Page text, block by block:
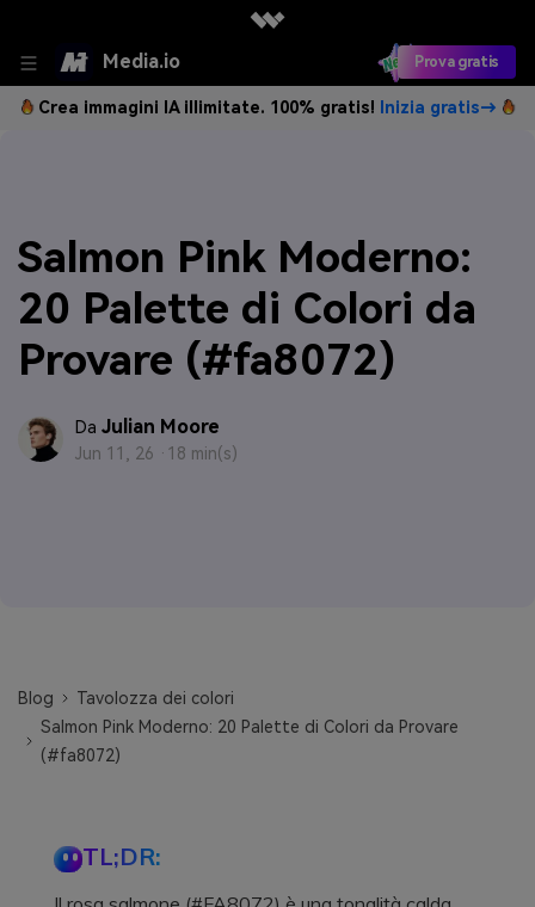
Media.io Prova gratis
Crea immagini IA illimitate. 100% gratis! Inizia gratis→
Salmon Pink Moderno:
20 Palette di Colori da
Provare (#fa8072)
Da Julian Moore
Jun 11, 26 · 18 min(s)
Blog
Tavolozza dei colori
Salmon Pink Moderno: 20 Palette di Colori da Provare
(#fa8072)
TL;DR: